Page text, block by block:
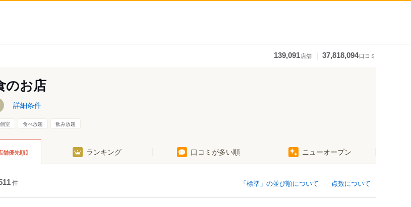
139,091店舗 37,818,094口コミ
四ツ谷・市ヶ谷・飯田橋
秋葉原・神田・水道橋
目黒・白金・五反田
東急沿線
西武沿線
調布・府中・狛江
立川市・八王子市周辺
のお店
詳細条件
個室 食べ放題 飲み放題
舗優先順】 ランキング 口コミが多い順 ニューオープン
点数について
「標準」の並び順について
件